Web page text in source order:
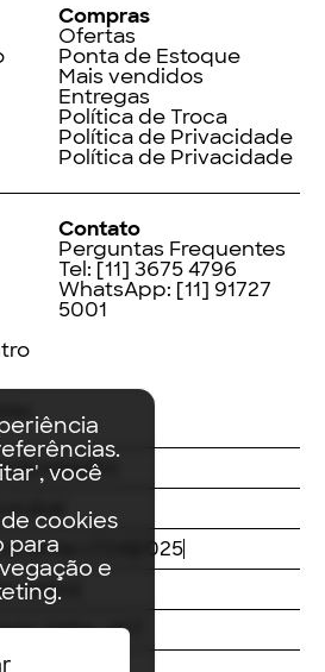
você
cookies
para
e
Compras
Ofertas
Ponta de Estoque
Mais vendidos
Entregas
Política de Troca
Política de Privacidade
Política de Privacidade
Contato
Perguntas Frequentes
Tel: [11] 3675 4796
WhatsApp: [11] 91727
5001
LinkedIn
LTDA
2025
Valim, 167